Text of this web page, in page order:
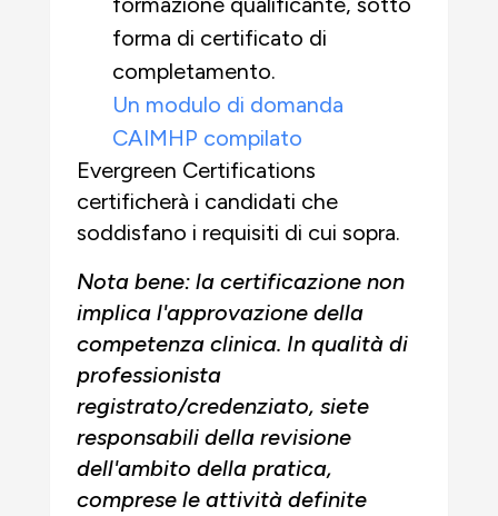
forma di certificato di
completamento.
Un modulo di domanda
CAIMHP compilato
Evergreen Certifications
certificherà i candidati che
soddisfano i requisiti di cui sopra.
Nota bene: la certificazione non
implica l'approvazione della
competenza clinica. In qualità di
professionista
registrato/credenziato, siete
responsabili della revisione
dell'ambito della pratica,
comprese le attività definite